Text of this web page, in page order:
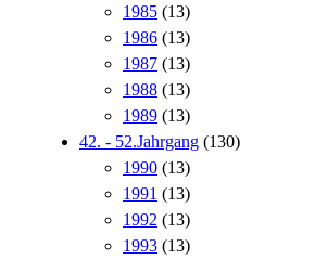
1985 (13)
1986 (13)
1987 (13)
1988 (13)
1989 (13)
42. - 52.Jahrgang (130)
1990 (13)
1991 (13)
1992 (13)
1993 (13)